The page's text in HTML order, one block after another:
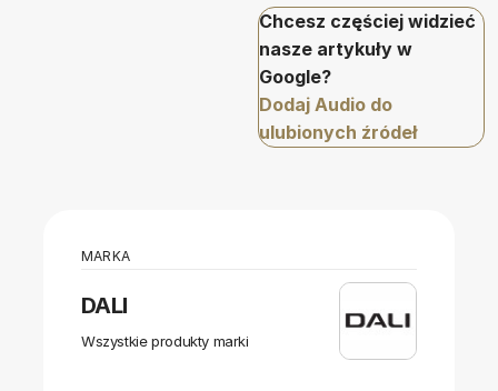
Chcesz częściej widzieć
nasze artykuły w
Google?
Dodaj Audio do
ulubionych źródeł
MARKA
DALI
Wszystkie produkty marki